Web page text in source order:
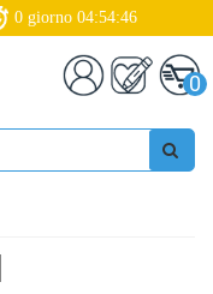
0 giorno 04:54:45
0